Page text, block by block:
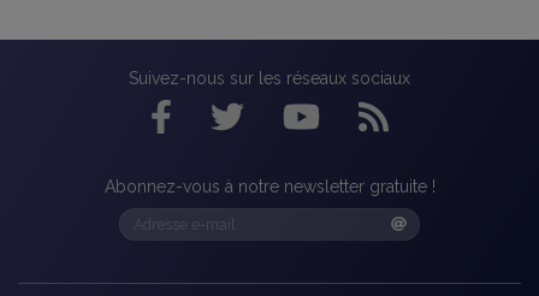
Suivez-nous sur les réseaux sociaux
Abonnez-vous à notre newsletter gratuite !